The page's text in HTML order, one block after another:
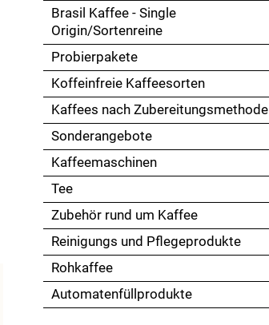
Brasil Kaffee - Single
Origin/Sortenreine
Probierpakete
Koffeinfreie Kaffeesorten
Kaffees nach Zubereitungsmethode
Sonderangebote
Kaffeemaschinen
Tee
Zubehör rund um Kaffee
Reinigungs und Pflegeprodukte
Rohkaffee
Automatenfüllprodukte